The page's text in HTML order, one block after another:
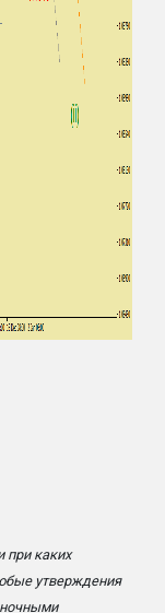
при каких
утверждения